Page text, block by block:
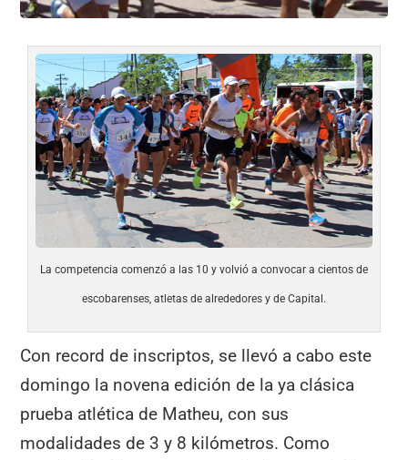
La competencia comenzó a las 10 y volvió a convocar a cientos de
escobarenses, atletas de alrededores y de Capital.
Con record de inscriptos, se llevó a cabo este
domingo la novena edición de la ya clásica
prueba atlética de Matheu, con sus
modalidades de 3 y 8 kilómetros. Como